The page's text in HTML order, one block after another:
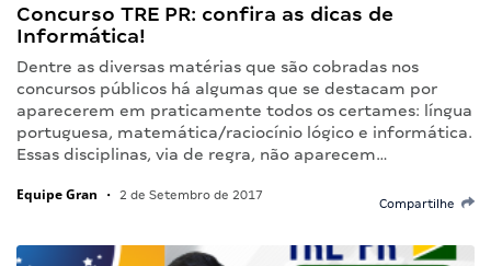
Concurso TRE PR: confira as dicas de
Informática!
Dentre as diversas matérias que são cobradas nos
concursos públicos há algumas que se destacam por
aparecerem em praticamente todos os certames: língua
portuguesa, matemática/raciocínio lógico e informática.
Essas disciplinas, via de regra, não aparecem…
Equipe Gran • 2 de Setembro de 2017
Compartilhe